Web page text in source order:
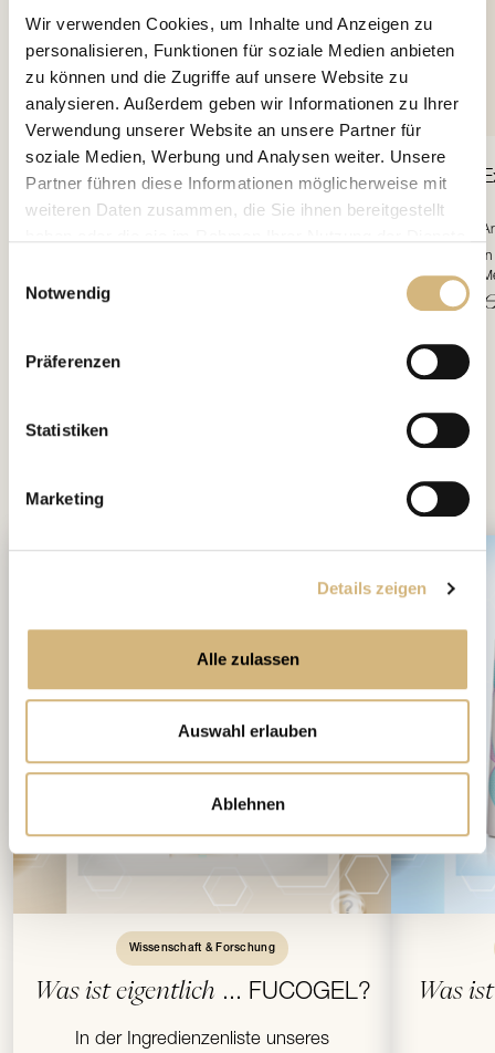
Wir verwenden Cookies, um Inhalte und Anzeigen zu
personalisieren, Funktionen für soziale Medien anbieten
zu können und die Zugriffe auf unsere Website zu
analysieren. Außerdem geben wir Informationen zu Ihrer
Verwendung unserer Website an unsere Partner für
soziale Medien, Werbung und Analysen weiter. Unsere
Partner führen diese Informationen möglicherweise mit
weiteren Daten zusammen, die Sie ihnen bereitgestellt
und im
mehr darüber, wer wir sind, wie Sie uns
kontaktieren können und wie wir personenbezogene
Notwendig
Präferenzen
Statistiken
Marketing
Details zeigen
Alle zulassen
Auswahl erlauben
Ablehnen
Crème de Beauté
wie flüssige Seide anfühlt, ist ein exklusiver, ...
€ 278,80
Das könnte Dich auch interessieren
Wissenschaft & Forschung
Was ist eigentlich ... FUCOGEL?
In der Ingredienzenliste unseres
Was